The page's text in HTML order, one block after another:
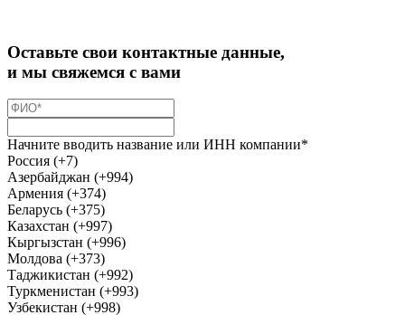
Оставьте свои контактные данные,
и мы свяжемся с вами
Начните вводить название или ИНН компании*
Россия (+7)
Азербайджан (+994)
Армения (+374)
Беларусь (+375)
Казахстан (+997)
Кыргызстан (+996)
Молдова (+373)
Таджикистан (+992)
Туркменистан (+993)
Узбекистан (+998)